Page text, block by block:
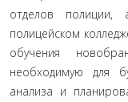
отделов полиции,
полицейском
обучения
необходимую для
анализа и